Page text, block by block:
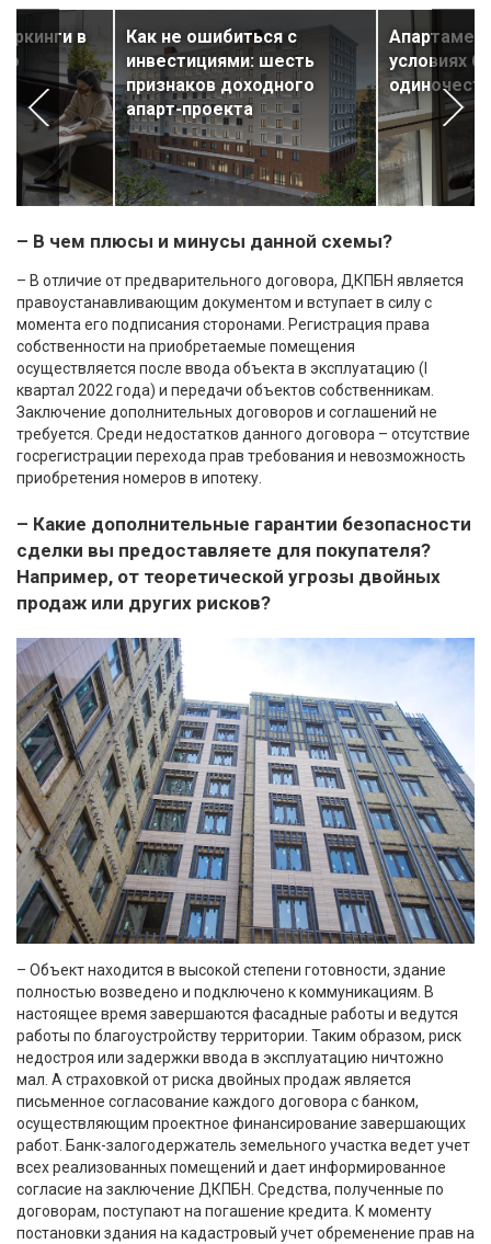
в
Как не ошибиться с
инвестициями: шесть
признаков доходного
апарт-проекта
условиях
– В чем плюсы и минусы данной схемы?
– В отличие от предварительного договора, ДКПБН является
правоустанавливающим документом и вступает в силу с
момента его подписания сторонами. Регистрация права
собственности на приобретаемые помещения
осуществляется после ввода объекта в эксплуатацию (I
квартал 2022 года) и передачи объектов собственникам.
Заключение дополнительных договоров и соглашений не
требуется. Среди недостатков данного договора – отсутствие
госрегистрации перехода прав требования и невозможность
приобретения номеров в ипотеку.
– Какие дополнительные гарантии безопасности
сделки вы предоставляете для покупателя?
Например, от теоретической угрозы двойных
продаж или других рисков?
– Объект находится в высокой степени готовности, здание
полностью возведено и подключено к коммуникациям. В
настоящее время завершаются фасадные работы и ведутся
работы по благоустройству территории. Таким образом, риск
недостроя или задержки ввода в эксплуатацию ничтожно
мал. А страховкой от риска двойных продаж является
письменное согласование каждого договора с банком,
осуществляющим проектное финансирование завершающих
работ. Банк-залогодержатель земельного участка ведет учет
всех реализованных помещений и дает информированное
согласие на заключение ДКПБН. Средства, полученные по
договорам, поступают на погашение кредита. К моменту
постановки здания на кадастровый учет обременение прав на